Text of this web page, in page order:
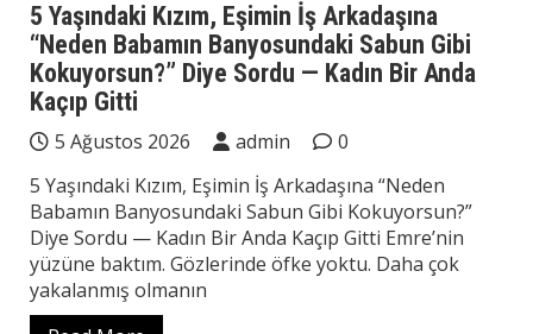
5 Yaşındaki Kızım, Eşimin İş Arkadaşına
“Neden Babamın Banyosundaki Sabun Gibi
Kokuyorsun?” Diye Sordu — Kadın Bir Anda
Kaçıp Gitti
5 Ağustos 2026 admin
0
5 Yaşındaki Kızım, Eşimin İş Arkadaşına “Neden
Babamın Banyosundaki Sabun Gibi Kokuyorsun?”
Diye Sordu — Kadın Bir Anda Kaçıp Gitti Emre’nin
yüzüne baktım. Gözlerinde öfke yoktu. Daha çok
yakalanmış olmanın